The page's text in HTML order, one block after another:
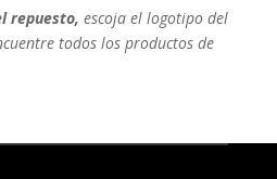
repuesto, escoja el logotipo del
todos los productos de